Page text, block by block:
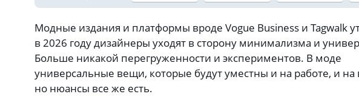
Модные издания и платформы вроде Vogue Business и Tagwalk
в 2026 году дизайнеры уходят в сторону минимализма и
Больше никакой перегруженности и экспериментов. В моде
универсальные вещи, которые будут уместны и на работе, и на
но нюансы все же есть.